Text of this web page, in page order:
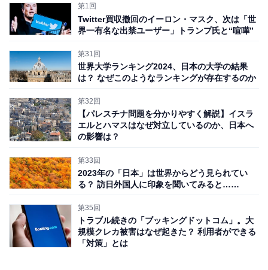
か存在する。日本の「Jアラート（全国瞬時警報システ
ム）」のようなアプリだ。
中でも利用者の多いアプリ「Red Alert」がサイバー攻撃
の標的となり、メッセージが改ざんされた。「核兵器が
になった。
この攻撃を行ったのは「AnonGhost」と呼ばれるサイバ
ー攻撃グループだ。AnonGhostは、10年近く活動が確認
されている反イスラエルの組織。主に抗議や妨害活動と
してWebサイトの改ざんなどを行ってきた国際的な集団
で、過去にはイスラム武装組織「IS（イスラム国）」と
の関係が指摘されたこともある。
第1回
Twitter買収撤回のイーロン・マスク、次は「世
界一有名な出禁ユーザー」トランプ氏と“喧嘩”
第31回
世界大学ランキング2024、日本の大学の結果
は？ なぜこのようなランキングが存在するのか
第32回
【パレスチナ問題を分かりやすく解説】イスラ
エルとハマスはなぜ対立しているのか、日本へ
の影響は？
第33回
2023年の「日本」は世界からどう見られてい
る？ 訪日外国人に印象を聞いてみると……
第35回
トラブル続きの「ブッキングドットコム」。大
規模クレカ被害はなぜ起きた？ 利用者ができる
「対策」とは